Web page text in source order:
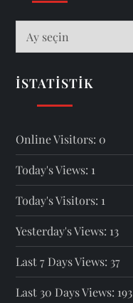
İSTATISTIK
Online Visitors: 0
Today's Views: 1
Today's Visitors: 1
Yesterday's Views: 13
Last 7 Days Views: 37
Last 30 Days Views: 193